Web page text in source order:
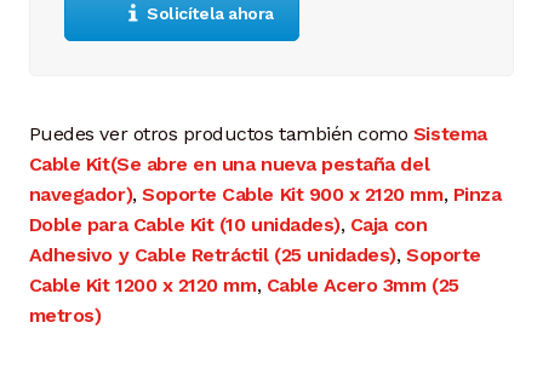
Solicítela ahora
Puedes ver otros productos también como Sistema
Cable Kit(Se abre en una nueva pestaña del
navegador),Soporte Cable Kit 900 x 2120 mm, Pinza
Doble para Cable Kit (10 unidades), Caja con
Adhesivo y Cable Retráctil (25 unidades),Soporte
Cable Kit 1200 x 2120 mm, Cable Acero 3mm (25
metros)